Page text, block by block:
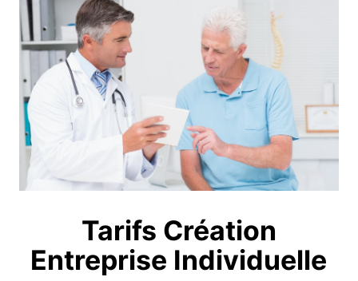
Tarifs Création
Entreprise Individuelle